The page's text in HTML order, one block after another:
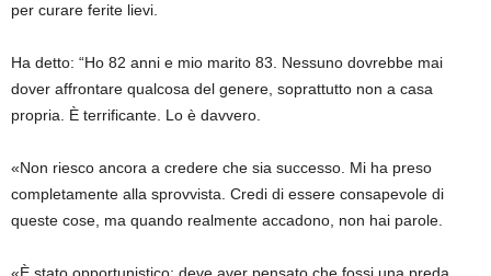
per curare ferite lievi.
Ha detto: “Ho 82 anni e mio marito 83. Nessuno dovrebbe mai
dover affrontare qualcosa del genere, soprattutto non a casa
propria. È terrificante. Lo è davvero.
«Non riesco ancora a credere che sia successo. Mi ha preso
completamente alla sprovvista. Credi di essere consapevole di
queste cose, ma quando realmente accadono, non hai parole.